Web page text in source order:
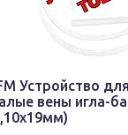
Устройство
вены игла-